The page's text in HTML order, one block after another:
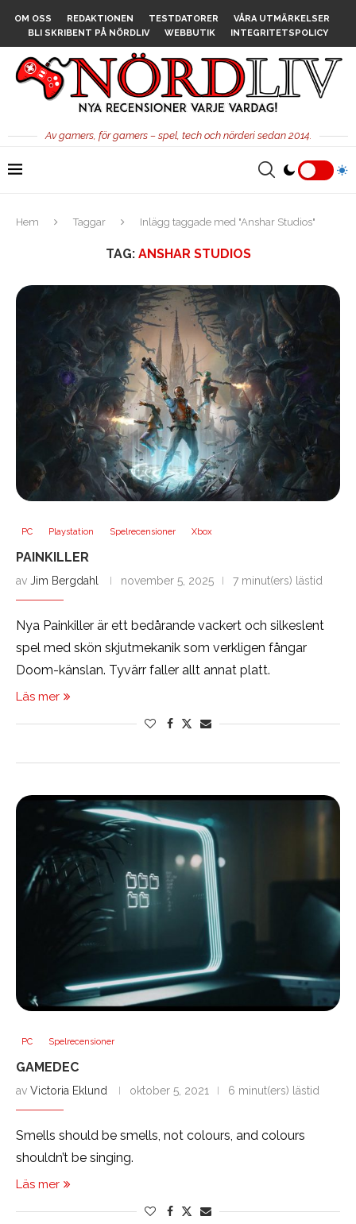
OM OSS REDAKTIONEN TESTDATORER
VÅRA UTMÄRKELSER
BLI SKRIBENT PÅ NÖRDLIV
WEBBUTIK INTEGRITETSPOLICY
Av gamers, för gamers – spel, tech och nörderi sedan 2014.
Hem Taggar Inlägg taggade med "Anshar Studios"
TAG: ANSHAR STUDIOS
PC Playstation Spelrecensioner Xbox
PAINKILLER
av Jim Bergdahl november 5, 2025 7 minut(ers) lästid
Nya Painkiller är ett bedårande vackert och silkeslent
spel med skön skjutmekanik som verkligen fångar
Doom-känslan. Tyvärr faller allt annat platt.
Läs mer
PC Spelrecensioner
GAMEDEC
av Victoria Eklund oktober 5, 2021 6 minut(ers) lästid
Smells should be smells, not colours, and colours
shouldn’t be singing.
Läs mer